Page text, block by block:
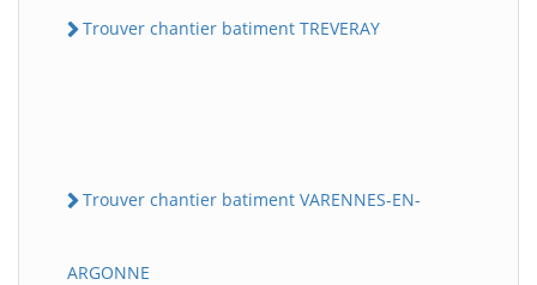
Trouver chantier batiment TREVERAY
Trouver chantier batiment VARENNES-EN-
ARGONNE